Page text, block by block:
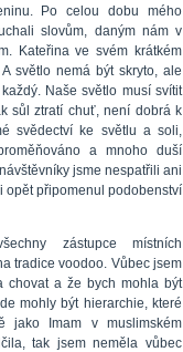
Po celou dobu mého
slovům, daným nám v
Kateřina ve svém krátkém
světlo nemá být skryto, ale
Naše světlo musí svítit
sůl ztratí chuť, není dobrá k
svědectví ke světlu a soli,
a mnoho duší
jsme nespatřili ani
opět připomenul podobenství
zástupce místních
tradice voodoo. Vůbec jsem
chovat a že bych mohla být
mohly být hierarchie, které
jako Imam v muslimském
tak jsem neměla vůbec